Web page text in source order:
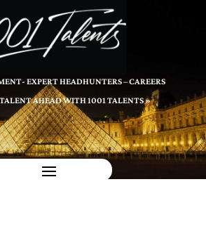
EXPERT HEADHUNTERS – CAREERS
AHEAD WITH 1001 TALENTS »